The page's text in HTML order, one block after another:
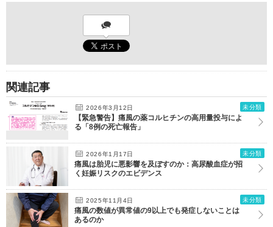
関連記事
2026年3月12日 未分類
【緊急警告】痛風の薬コルヒチンの高用量投与によ
る「8例の死亡報告」
2026年1月17日 未分類
痛風は胎児に悪影響を及ぼすのか：高尿酸血症が招
く妊娠リスクのエビデンス
2025年11月4日 未分類
痛風の数値が異常値の9以上でも発症しないことは
あるのか